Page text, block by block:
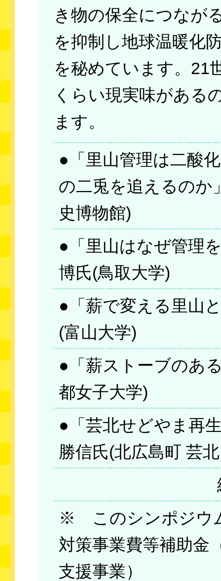
き物の保全につなが
を抑制し地球温暖化
を秘めています。21
くらい現実味がある
ます。
●「里山管理は二酸
の二兎を追えるのか
史博物館)
●「里山はなぜ管理
博氏(鳥取大学)
●「薪で変える里山
(富山大学)
●「薪ストーブのあ
都女子大学)
●「芸北せどやま再
勝信氏(北広島町 芸
※ このシンポジウ
対策事業費等補助金
支援事業）